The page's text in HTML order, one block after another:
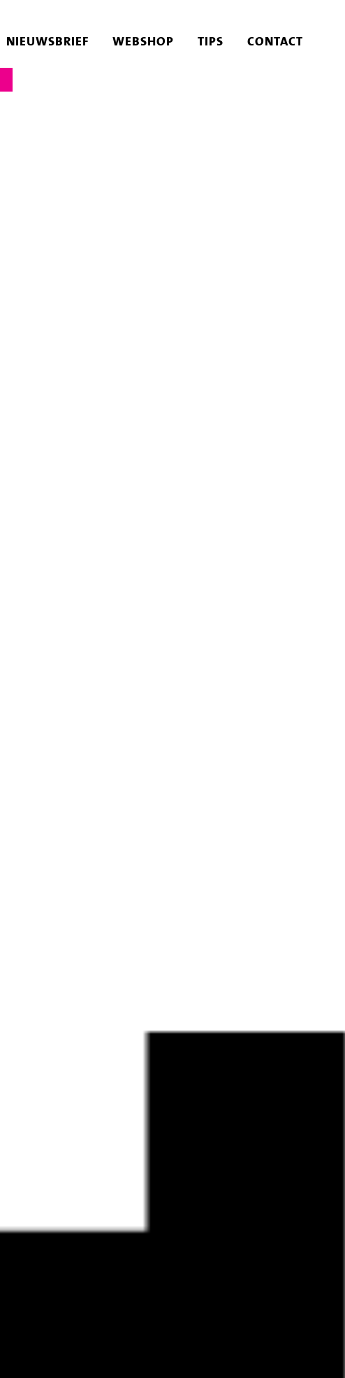
NIEUWSBRIEF WEBSHOP TIPS CONTACT